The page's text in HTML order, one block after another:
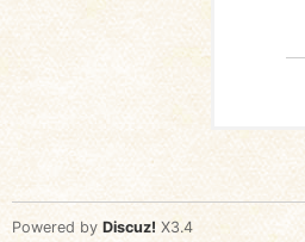
Powered by Discuz! X3.4